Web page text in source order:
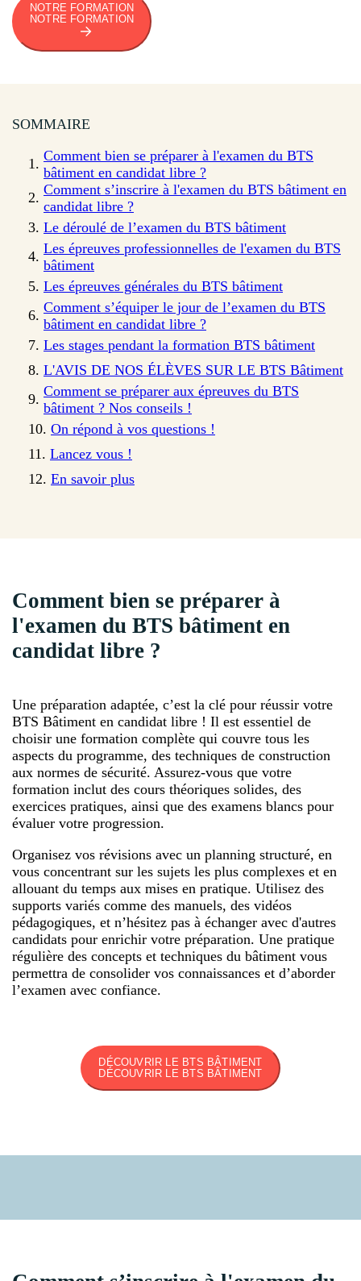
NOTRE FORMATION
NOTRE FORMATION
SOMMAIRE
Comment bien se préparer à l'examen du BTS
bâtiment en candidat libre ?
Comment s’inscrire à l'examen du BTS bâtiment en
candidat libre ?
Le déroulé de l’examen du BTS bâtiment
Les épreuves professionnelles de l'examen du BTS
bâtiment
Les épreuves générales du BTS bâtiment
Comment s’équiper le jour de l’examen du BTS
bâtiment en candidat libre ?
Les stages pendant la formation BTS bâtiment
L'AVIS DE NOS ÉLÈVES SUR LE BTS Bâtiment
Comment se préparer aux épreuves du BTS
bâtiment ? Nos conseils !
On répond à vos questions !
Lancez vous !
En savoir plus
Comment bien se préparer à
l'examen du BTS bâtiment en
candidat libre ?
Une préparation adaptée, c’est la clé pour réussir votre
BTS Bâtiment en candidat libre ! Il est essentiel de
choisir une formation complète qui couvre tous les
aspects du programme, des techniques de construction
aux normes de sécurité. Assurez-vous que votre
formation inclut des cours théoriques solides, des
exercices pratiques, ainsi que des examens blancs pour
évaluer votre progression.
Organisez vos révisions avec un planning structuré, en
vous concentrant sur les sujets les plus complexes et en
allouant du temps aux mises en pratique. Utilisez des
supports variés comme des manuels, des vidéos
pédagogiques, et n’hésitez pas à échanger avec d'autres
candidats pour enrichir votre préparation. Une pratique
régulière des concepts et techniques du bâtiment vous
permettra de consolider vos connaissances et d’aborder
l’examen avec confiance.
DÉCOUVRIR LE BTS BÂTIMENT
DÉCOUVRIR LE BTS BÂTIMENT